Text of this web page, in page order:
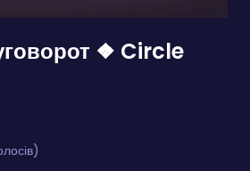
❖ Circle